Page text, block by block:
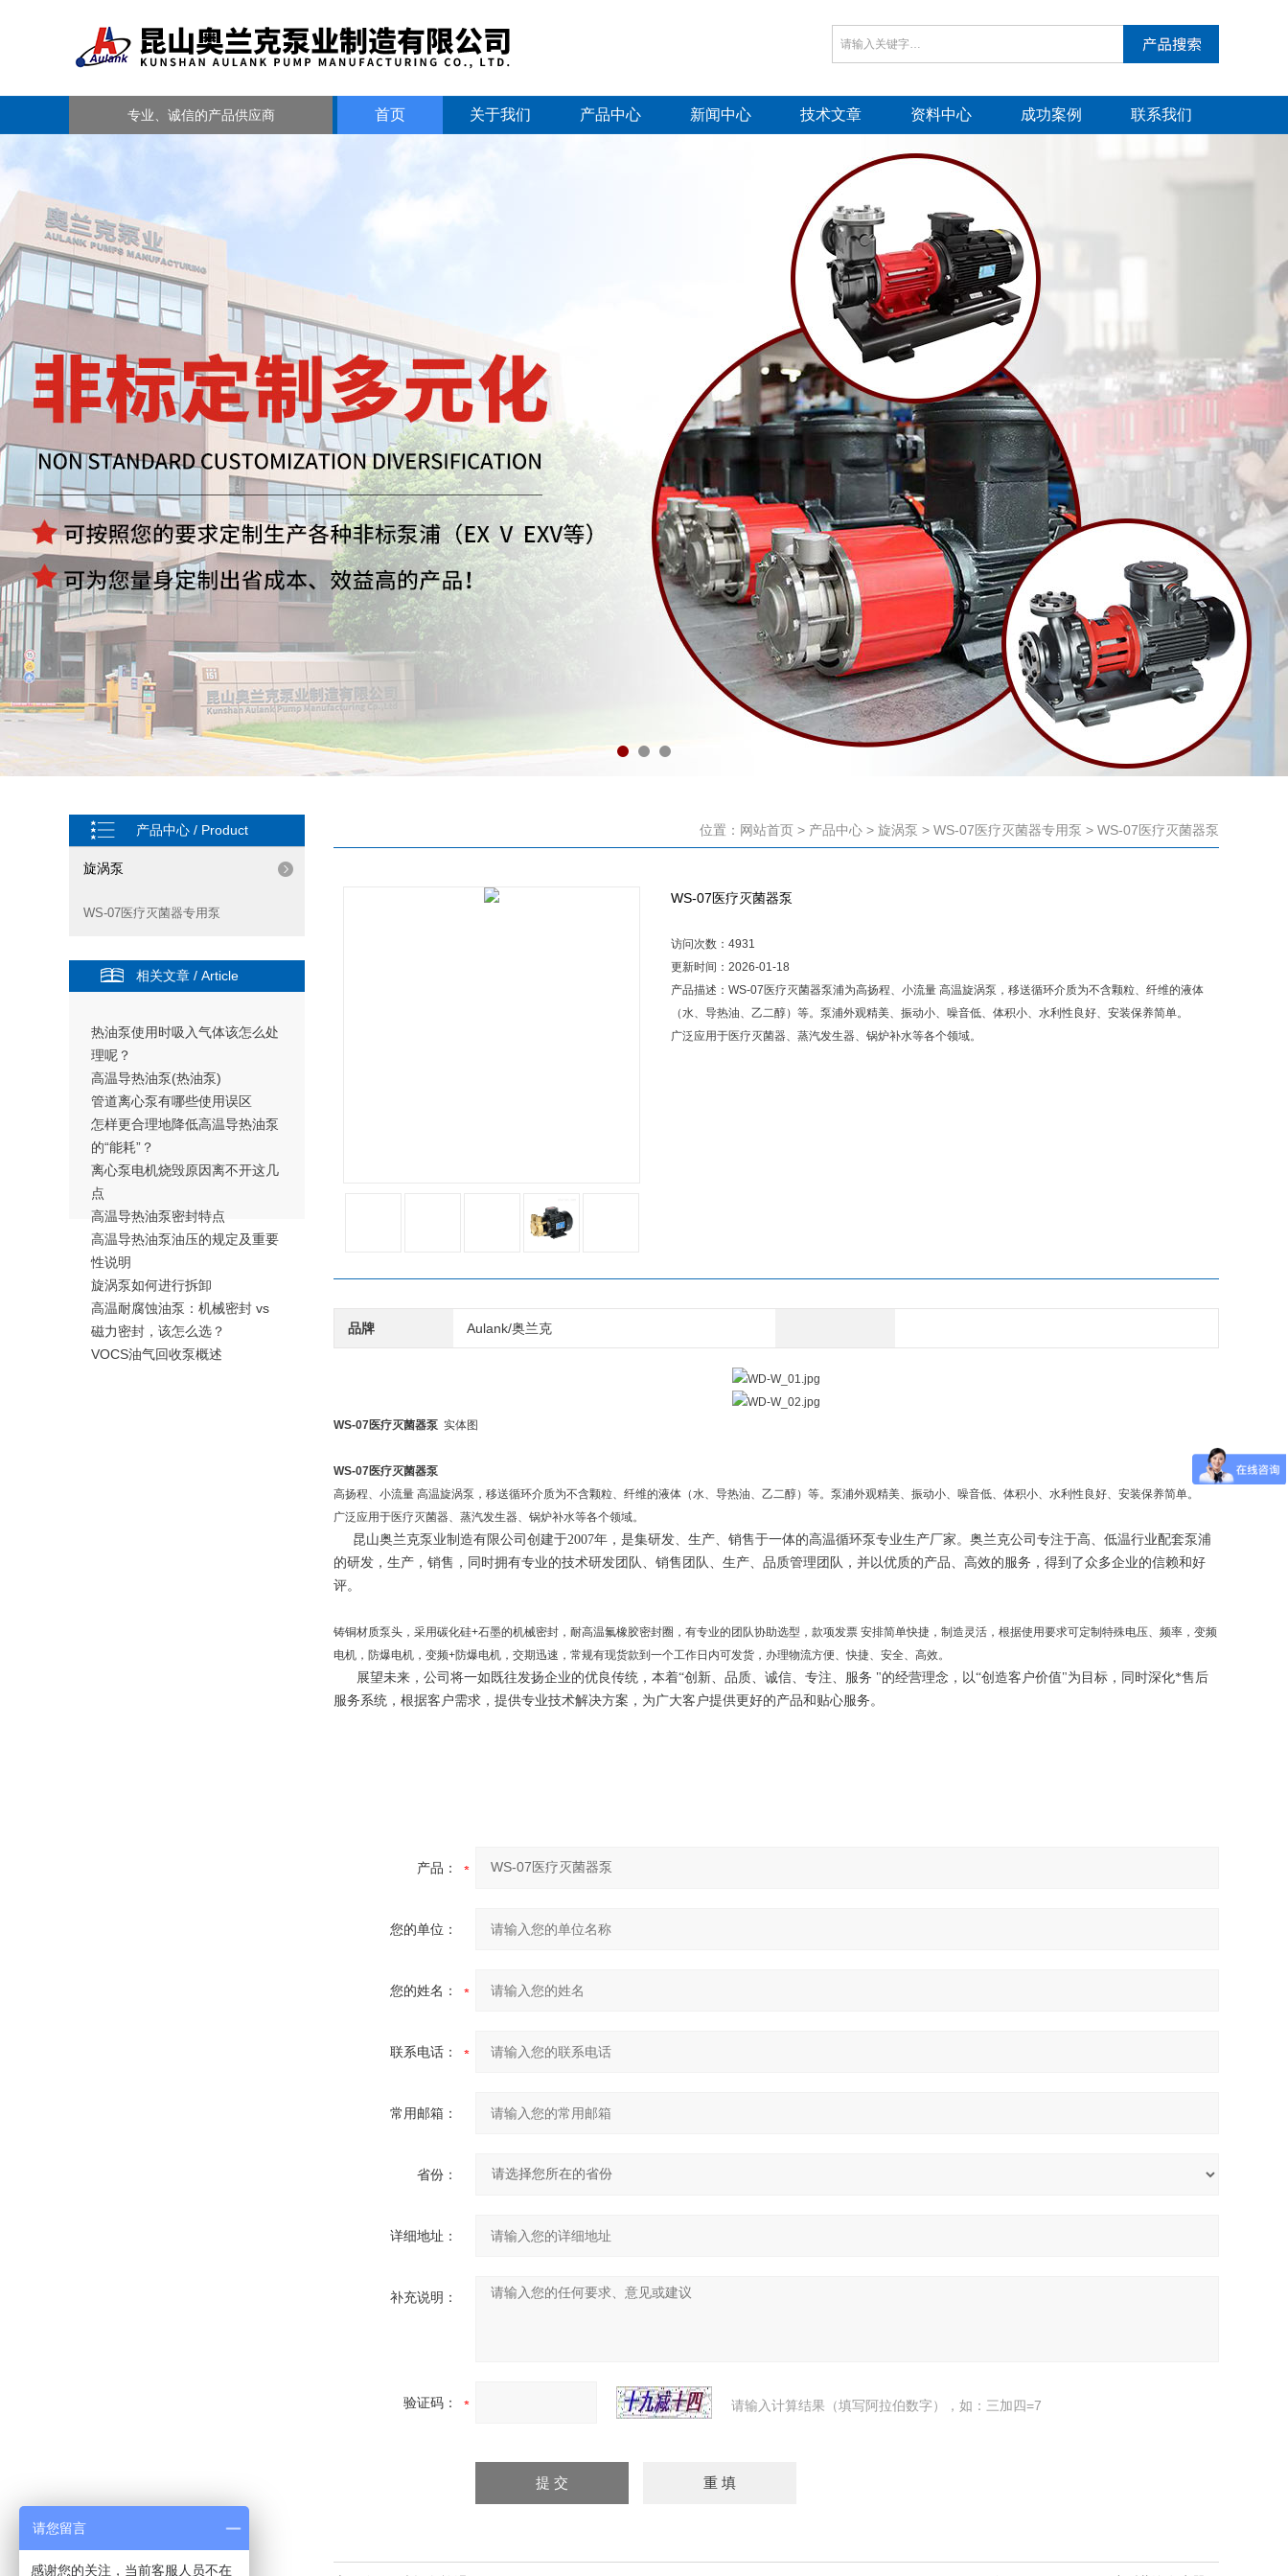
专业、诚信的产品供应商 首页 关于我们 产品中心 新闻中心 技术文章 资料中心 成功案例 联系我们
产品中心 / Product
旋涡泵
WS-07医疗灭菌器专用泵
相关文章 / Article
热油泵使用时吸入气体该怎么处
理呢？
高温导热油泵(热油泵)
管道离心泵有哪些使用误区
怎样更合理地降低高温导热油泵
的“能耗”？
离心泵电机烧毁原因离不开这几
点
高温导热油泵密封特点
高温导热油泵油压的规定及重要
性说明
旋涡泵如何进行拆卸
高温耐腐蚀油泵：机械密封 vs
磁力密封，该怎么选？
VOCS油气回收泵概述
位置： 网站首页 > 产品中心 > 旋涡泵 > WS-07医疗灭菌器专用泵 > WS-07医疗灭菌器泵
WS-07医疗灭菌器泵
访问次数：4931
更新时间：2026-01-18
产品描述：WS-07医疗灭菌器泵浦为高扬程、小流量 高温旋涡泵，移送循环介质为不含颗粒、纤维的液体
（水、导热油、乙二醇）等。泵浦外观精美、振动小、噪音低、体积小、水利性良好、安装保养简单。
广泛应用于医疗灭菌器、蒸汽发生器、锅炉补水等各个领域。
品牌 Aulank/奥兰克
WS-07医疗灭菌器泵 实体图
WS-07医疗灭菌器泵
高扬程、小流量 高温旋涡泵，移送循环介质为不含颗粒、纤维的液体（水、导热油、乙二醇）等。泵浦外观精美、振动小、噪音低、体积小、水利性良好、安装保养简单。
广泛应用于医疗灭菌器、蒸汽发生器、锅炉补水等各个领域。
昆山奥兰克泵业制造有限公司创建于2007年，是集研发、生产、销售于一体的高温循环泵专业生产厂家。奥兰克公司专注于高、低温行业配套泵浦
的研发，生产，销售，同时拥有专业的技术研发团队、销售团队、生产、品质管理团队，并以优质的产品、高效的服务，得到了众多企业的信赖和好
评。
铸铜材质泵头，采用碳化硅+石墨的机械密封，耐高温氟橡胶密封圈，有专业的团队协助选型，款项发票 安排简单快捷，制造灵活，根据使用要求可定制特殊电压、频率，变频
电机，防爆电机，变频+防爆电机，交期迅速，常规有现货款到一个工作日内可发货，办理物流方便、快捷、安全、高效。
展望未来，公司将一如既往发扬企业的优良传统，本着“创新、品质、诚信、专注、服务 "的经营理念，以“创造客户价值"为目标，同时深化*售后
服务系统，根据客户需求，提供专业技术解决方案，为广大客户提供更好的产品和贴心服务。
产品：
您的单位：
您的姓名：
联系电话：
常用邮箱：
省份：
详细地址：
补充说明：
验证码： 请输入计算结果（填写阿拉伯数字），如：三加四=7
请您留言
感谢您的关注，当前客服人员不在